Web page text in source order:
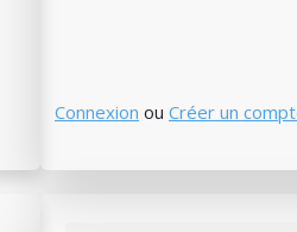
Connexion ou Créer un